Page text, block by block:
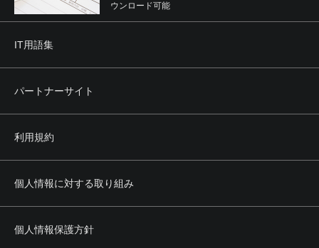
ウンロード可能
IT用語集
パートナーサイト
利用規約
個人情報に対する取り組み
個人情報保護方針